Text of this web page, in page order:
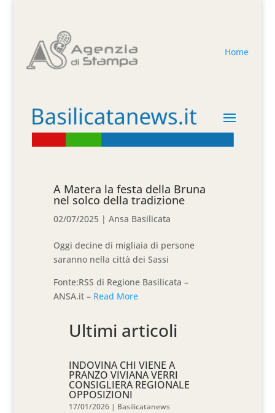
Home
A Matera la festa della Bruna
nel solco della tradizione
02/07/2025 |Ansa Basilicata
Oggi decine di migliaia di persone
saranno nella città dei Sassi
Fonte:RSS di Regione Basilicata –
ANSA.it – Read More
Ultimi articoli
INDOVINA CHI VIENE A
PRANZO VIVIANA VERRI
CONSIGLIERA REGIONALE
OPPOSIZIONI
17/01/2026 | Basilicatanews